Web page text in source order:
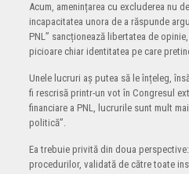
Acum, amenințarea cu excluderea nu
incapacitatea unora de a răspunde
PNL” sancționează libertatea de
picioare chiar identitatea pe care
Unele lucruri aș putea să le înțeleg,
fi rescrisă printr-un vot în Congresul
financiare a PNL, lucrurile sunt mult
politică”.
Ea trebuie privită din doua
procedurilor, validată de către toate